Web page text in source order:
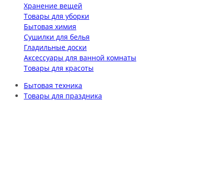
Хранение вещей
Товары для уборки
Бытовая химия
Сушилки для белья
Гладильные доски
Аксессуары для ванной комнаты
Товары для красоты
Бытовая техника
Товары для праздника